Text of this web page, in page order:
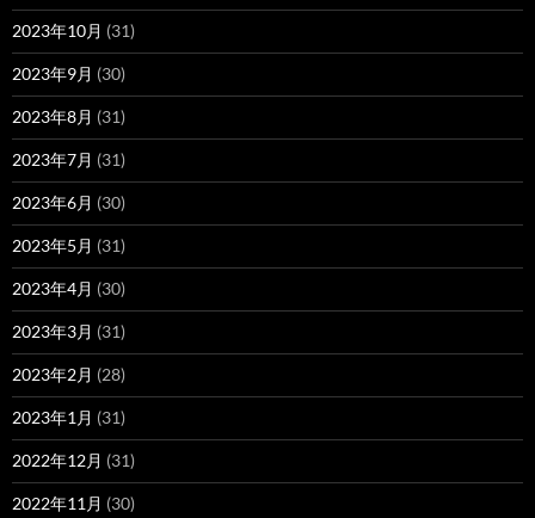
2023年10月 (31)
2023年9月 (30)
2023年8月 (31)
2023年7月 (31)
2023年6月 (30)
2023年5月 (31)
2023年4月 (30)
2023年3月 (31)
2023年2月 (28)
2023年1月 (31)
2022年12月 (31)
2022年11月 (30)